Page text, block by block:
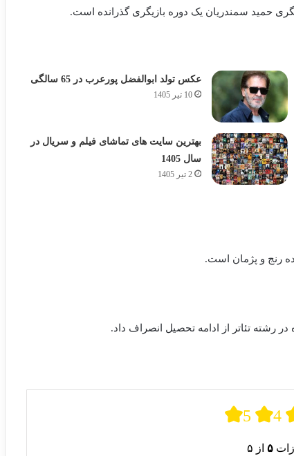
حمید سمندریان یک دوره بازیگری گذرانده‌ است.
عکس تولد ابوالفضل پورعرب در 65 سالگی
10 تیر 1405
بهترین سایت های تماشای فیلم و سریال در
سال 1405
2 تیر 1405
رنج و پژمان است.
رشته تئاتر از ادامه تحصیل انصراف داد.
5 4
۵ از ۵